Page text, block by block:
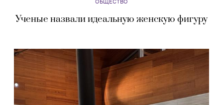
Ученые назвали идеальную женскую фигуру